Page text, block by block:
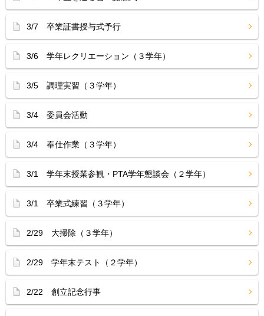
3/7 卒業証書授与式予行
3/6 学年レクリエーション（３学年）
3/5 調理実習（３学年）
3/4 委員会活動
3/4 奉仕作業（３学年）
3/1 学年末授業参観・PTA学年懇談会（２学年）
3/1 卒業式練習（３学年）
2/29 大掃除（３学年）
2/29 学年末テスト（２学年）
2/22 創立記念行事